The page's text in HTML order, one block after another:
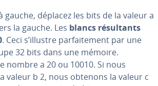
gauche, déplacez les bits de la valeur a
la gauche. Les blancs ré­sul­tants
. Ceci s’illustre par­fai­te­ment par une
32 bits dans une mémoire.
nombre a 20 ou 10010. Si nous
valeur b 2, nous obtenons la valeur c